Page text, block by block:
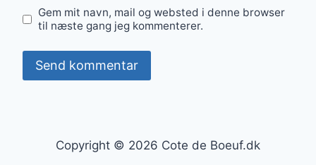
Gem mit navn, mail og websted i denne browser
til næste gang jeg kommenterer.
Copyright © 2026 Cote de Boeuf.dk